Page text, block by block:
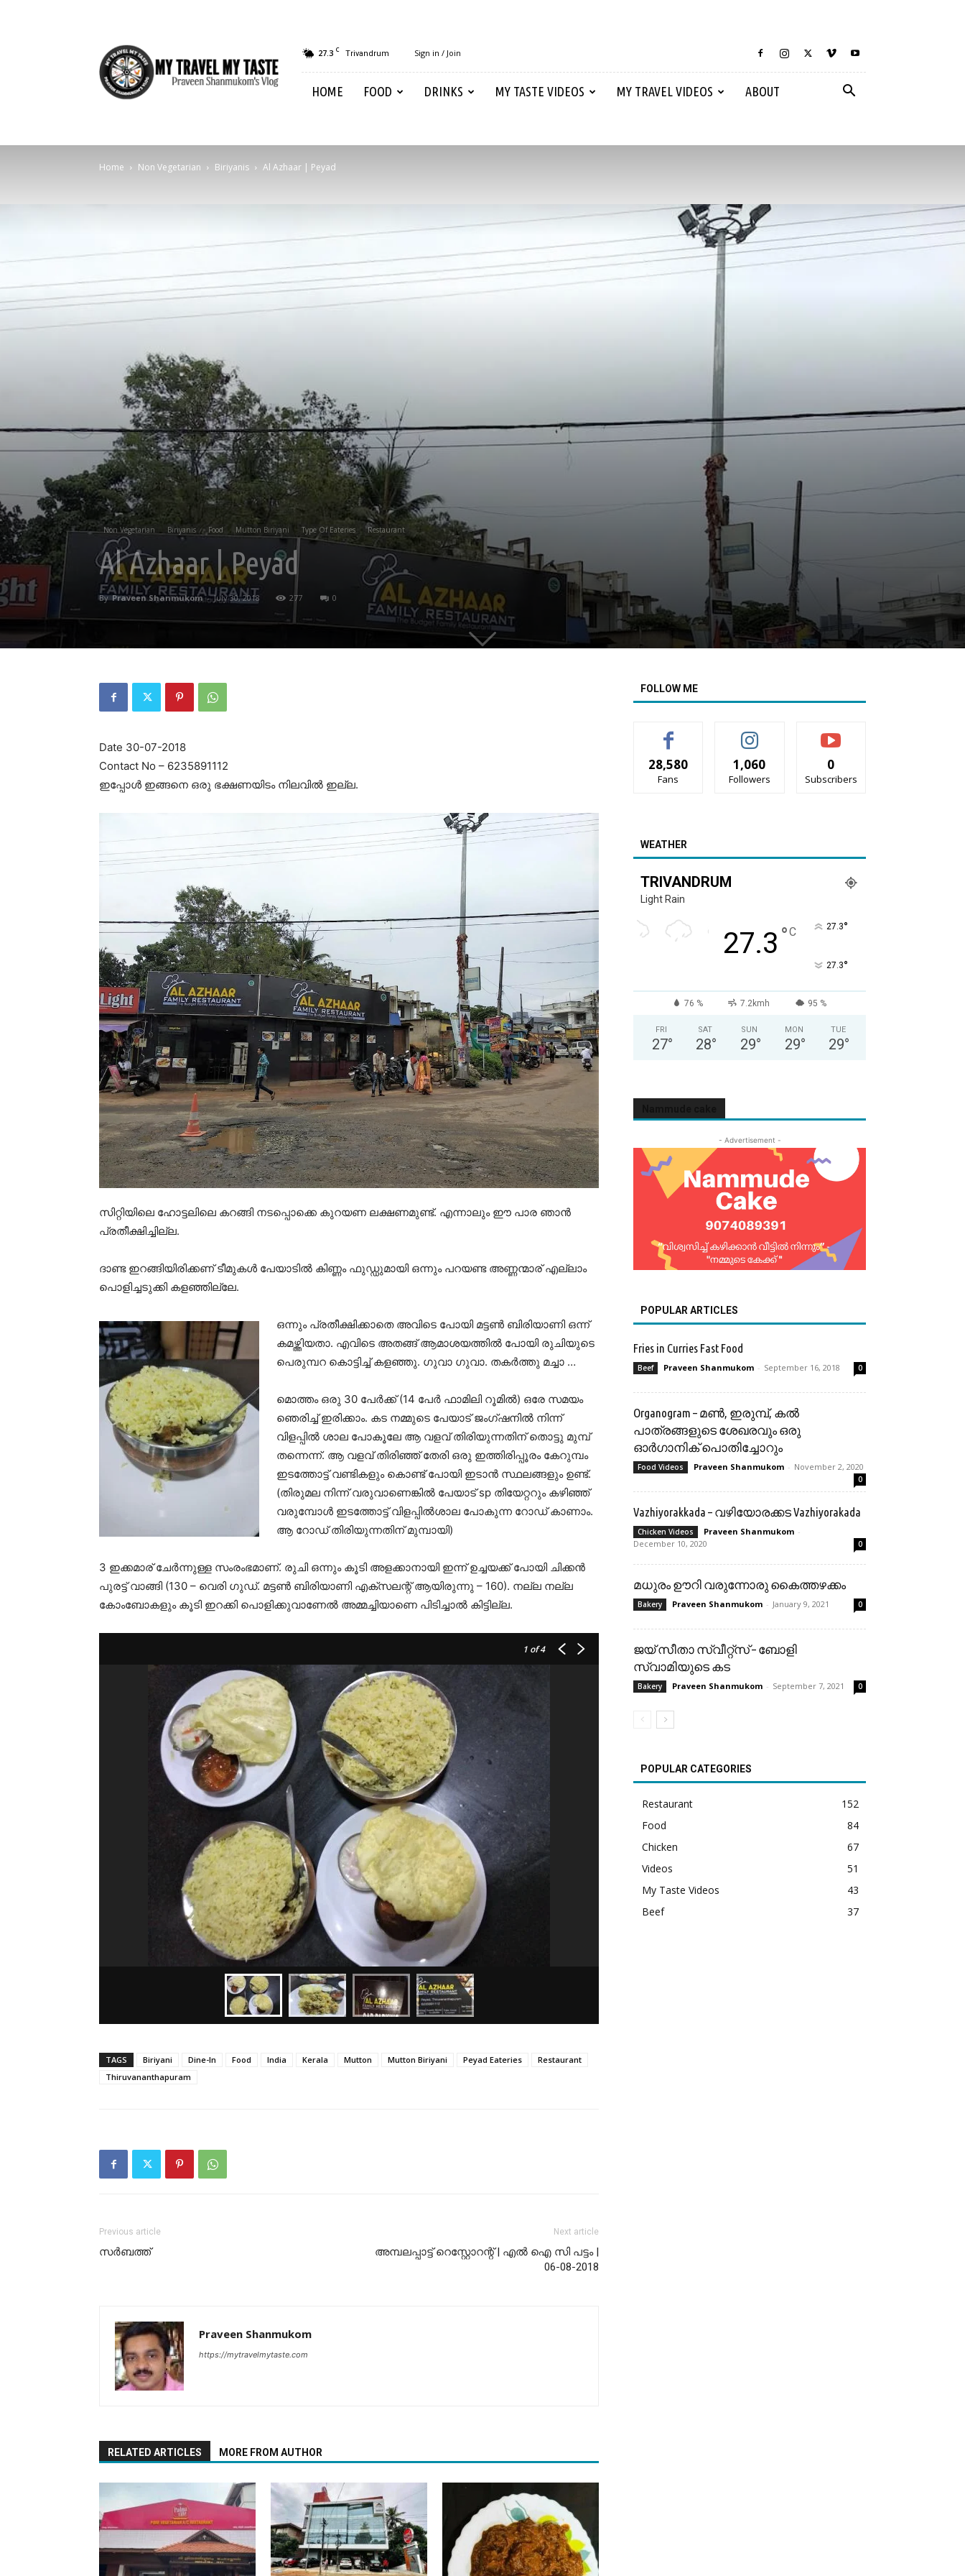
Travel
My
Taste
27.3 C Trivandrum Sign in / Join
HOME FOOD DRINKS MY TASTE VIDEOS MY TRAVEL VIDEOS ABOUT
Home Non Vegetarian Biriyanis Al Azhaar | Peyad
Non Vegetarian Biriyanis Food Mutton Biriyani Type Of Eateries Restaurant
Al Azhaar | Peyad
By Praveen Shanmukom - July 30, 2018 277 0
Date 30-07-2018
Contact No – 6235891112
ഇപ്പോൾ ഇങ്ങനെ ഒരു ഭക്ഷണയിടം നിലവിൽ ഇല്ല.
സിറ്റിയിലെ ഹോട്ടലിലെ കറങ്ങി നടപ്പൊക്കെ കുറയണ ലക്ഷണമുണ്ട്. എന്നാലും ഈ പാര ഞാൻ
പ്രതീക്ഷിച്ചില്ല.
ദാണ്ട ഇറങ്ങിയിരിക്കണ് ടീമുകൾ പേയാടിൽ കിണ്ണം ഫുഡ്ഡുമായി ഒന്നും പറയണ്ട അണ്ണന്മാര് എല്ലാം
പൊളിച്ചടുക്കി കളഞ്ഞില്ലേ.
ഒന്നും പ്രതീക്ഷിക്കാതെ അവിടെ പോയി മട്ടൺ ബിരിയാണി ഒന്ന്
കമഴ്ത്തിയതാ. എവിടെ അതങ്ങ് ആമാശയത്തിൽ പോയി രുചിയുടെ
പെരുമ്പറ കൊട്ടിച്ച് കളഞ്ഞു. ഗുവാ ഗുവാ. തകർത്തു മച്ചാ …
മൊത്തം ഒരു 30 പേർക്ക് (14 പേർ ഫാമിലി റൂമിൽ) ഒരേ സമയം
ഞെരിച്ച് ഇരിക്കാം. കട നമ്മുടെ പേയാട് ജംഗ്ഷനിൽ നിന്ന്
വിളപ്പിൽ ശാല പോകൂലേ ആ വളവ് തിരിയുന്നതിന് തൊട്ടു മുമ്പ്
തന്നെന്ന്. ആ വളവ് തിരിഞ്ഞ് തേരി ഒരു ഇത്തിരിപ്പൂരം കേറുമ്പം
ഇടത്തോട്ട് വണ്ടികളും കൊണ്ട് പോയി ഇടാൻ സ്ഥലങ്ങളും ഉണ്ട്.
(തിരുമല നിന്ന് വരുവാണെങ്കിൽ പേയാട് sp തിയേറ്ററും കഴിഞ്ഞ്
വരുമ്പോൾ ഇടത്തോട്ട് വിളപ്പിൽശാല പോകുന്ന റോഡ് കാണാം.
ആ റോഡ് തിരിയുന്നതിന് മുമ്പായി)
3 ഇക്കമാര് ചേർന്നുള്ള സംരംഭമാണ്. രുചി ഒന്നും കൂടി അളക്കാനായി ഇന്ന് ഉച്ചയക്ക് പോയി ചിക്കൻ
പുരട്ട് വാങ്ങി (130 – വെരി ഗുഡ്. മട്ടൺ ബിരിയാണി എക്സലന്റ് ആയിരുന്നു – 160). നല്ല നല്ല
കോംബോകളും കൂടി ഇറക്കി പൊളിക്കുവാണേൽ അമ്മച്ചിയാണെ പിടിച്ചാൽ കിട്ടില്ല.
1 of 4
TAGS Biriyani Dine-In Food India Kerala Mutton Mutton Biriyani Peyad Eateries
Restaurant
Thiruvananthapuram
Previous article
സർബത്ത്
Next article
അമ്പലപ്പാട്ട് റെസ്റ്റോറന്റ് | എൽ ഐ സി പട്ടം |
06-08-2018
Praveen Shanmukom
https://mytravelmytaste.com
RELATED ARTICLES MORE FROM AUTHOR
FOLLOW ME
28,580
Fans
1,060
Followers
0
Subscribers
WEATHER
TRIVANDRUM
Light Rain
27.3 °C 27.3°
27.3°
76 % 7.2kmh 95 %
FRI
27°
SAT
28°
SUN
29°
MON
29°
TUE
29°
- Advertisement -
POPULAR ARTICLES
Fries in Curries Fast Food
Beef Praveen Shanmukom - September 16, 2018 0
Organogram – മൺ, ഇരുമ്പ്, കൽ
പാത്രങ്ങളുടെ ശേഖരവും ഒരു
ഓർഗാനിക് പൊതിച്ചോറും
Food Videos Praveen Shanmukom - November 2, 2020
0
Vazhiyorakkada – വഴിയോരക്കട Vazhiyorakada
Chicken Videos Praveen Shanmukom -
December 10, 2020
0
മധുരം ഊറി വരുന്നോരു കൈത്തഴക്കം
Bakery Praveen Shanmukom - January 9, 2021 0
ജയ് സീതാ സ്വീറ്റ്സ് – ബോളി
സ്വാമിയുടെ കട
Bakery Praveen Shanmukom - September 7, 2021 0
POPULAR CATEGORIES
Restaurant
152
Food
84
Chicken
67
Videos
51
My Taste Videos
43
Beef
37